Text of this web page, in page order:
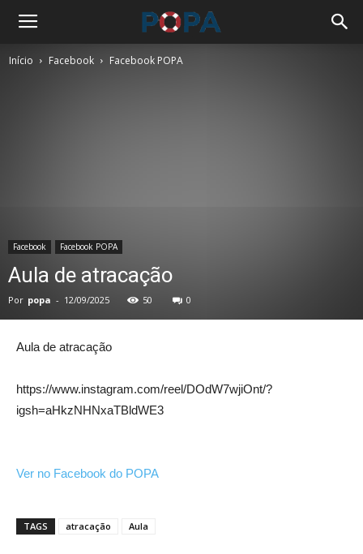
Início Facebook Facebook POPA
Facebook Facebook POPA
Aula de atracação
Por popa - 12/09/2025 50 0
Aula de atracação
https://www.instagram.com/reel/DOdW7wjiOnt/?
igsh=aHkzNHNxaTBldWE3
Ver no Facebook do POPA
TAGS atracação Aula